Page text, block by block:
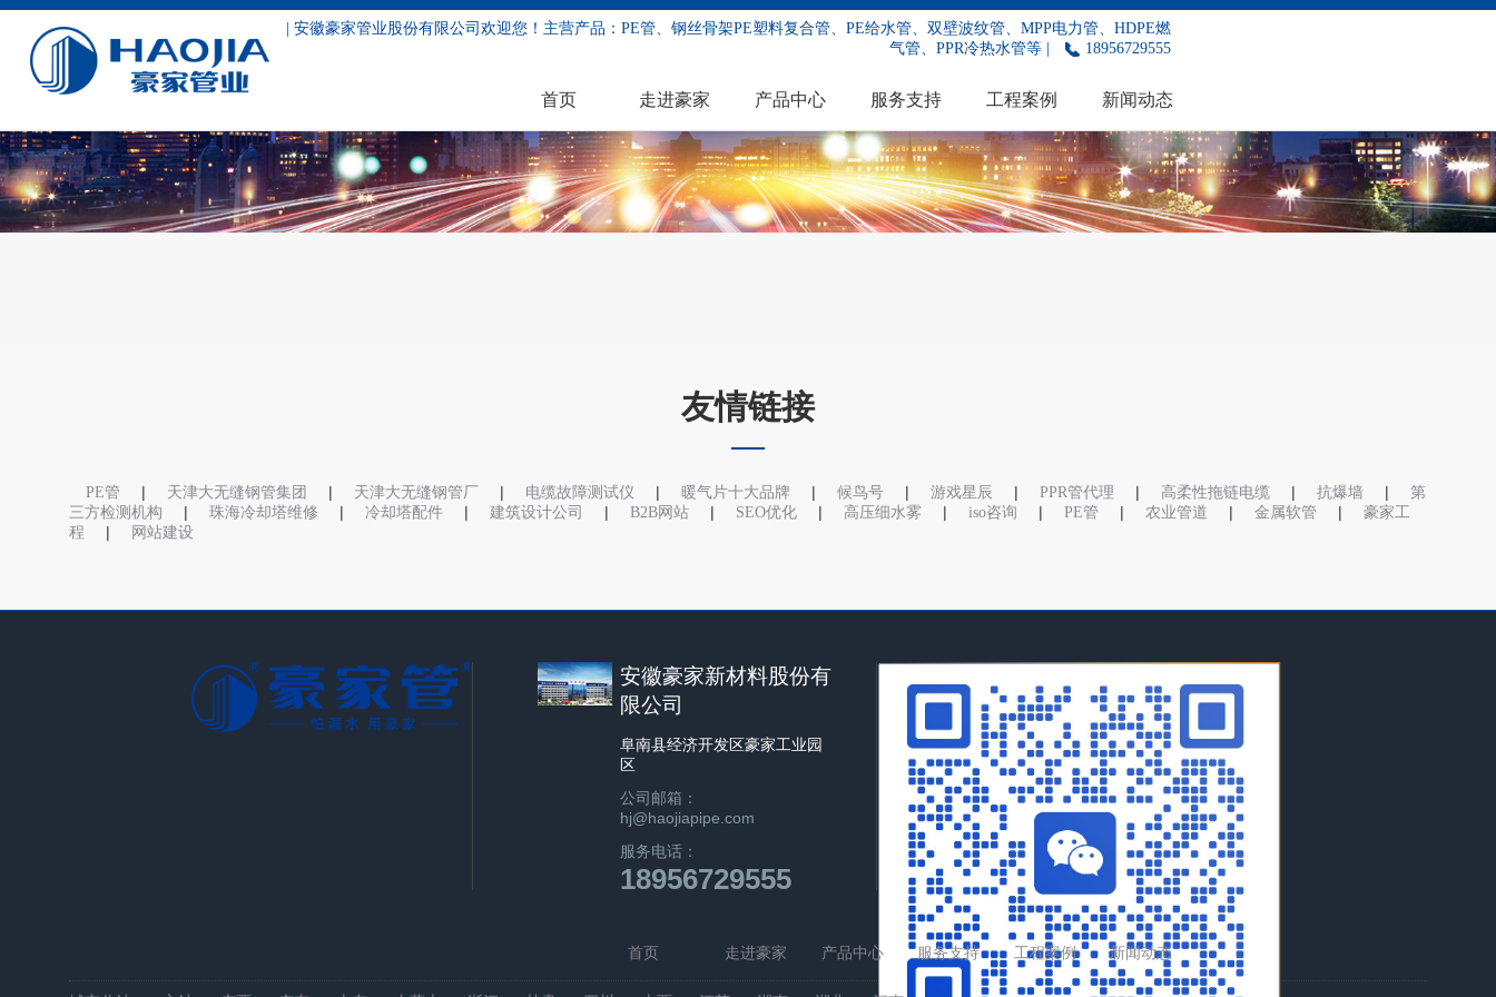
| 安徽豪家管业股份有限公司欢迎您！主营产品：PE管、钢丝骨架PE塑料复合管、PE给水管、双壁波纹管、MPP电力管、HDPE燃
气管、PPR冷热水管等 |
18956729555
首页 走进豪家 产品中心 服务支持 工程案例 新闻动态
工程案例
友情链接
PE管 | 天津大无缝钢管集团 | 天津大无缝钢管厂 | 电缆故障测试仪 | 暖气片十大品牌 | 候鸟号 | 游戏星辰 | PPR管代理 | 高柔性拖链电缆 | 抗爆墙 |
第
三方检测机构
| 珠海冷却塔维修 | 冷却塔配件 | 建筑设计公司 | B2B网站 | SEO优化 | 高压细水雾 | iso咨询 | PE管 | 农业管道 | 金属软管 |
豪家工
程
| 网站建设
安徽豪家新材料股份有
限公司
阜南县经济开发区豪家工业园
区
公司邮箱：
hj@haojiapipe.com
服务电话：
18956729555
首页 走进豪家 产品中心 服务支持 工程案例 新闻动态